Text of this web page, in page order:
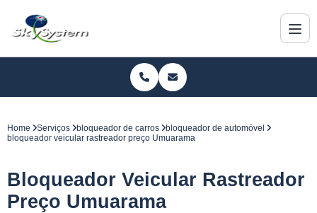
Home Serviços bloqueador de carros
bloqueador de automóvel
bloqueador veicular rastreador preço Umuarama
Bloqueador Veicular Rastreador
Preço Umuarama